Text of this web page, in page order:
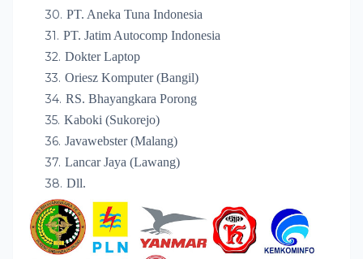
PT. Aneka Tuna Indonesia
PT. Jatim Autocomp Indonesia
Dokter Laptop
Oriesz Komputer (Bangil)
RS. Bhayangkara Porong
Kaboki (Sukorejo)
Javawebster (Malang)
Lancar Jaya (Lawang)
Dll.